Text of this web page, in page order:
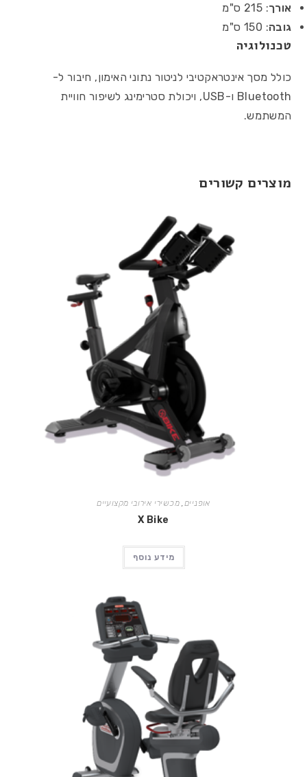
אורך: 215 ס"מ
גובה: 150 ס"מ
טכנולוגיה
כולל מסך אינטראקטיבי לניטור נתוני האימון, חיבור ל-
Bluetooth ו-USB, ויכולת סטרימינג לשיפור חוויית
המשתמש.
מוצרים קשורים
אופניים,מכשירי אירובי מקצועיים
X Bike
מידע נוסף